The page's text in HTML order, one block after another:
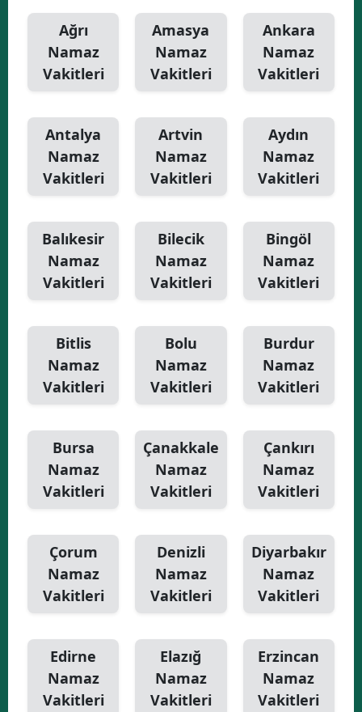
Ağrı
Namaz
Vakitleri
Amasya
Namaz
Vakitleri
Ankara
Namaz
Vakitleri
Antalya
Namaz
Vakitleri
Artvin
Namaz
Vakitleri
Aydın
Namaz
Vakitleri
Balıkesir
Namaz
Vakitleri
Bilecik
Namaz
Vakitleri
Bingöl
Namaz
Vakitleri
Bitlis
Namaz
Vakitleri
Bolu
Namaz
Vakitleri
Burdur
Namaz
Vakitleri
Bursa
Namaz
Vakitleri
Çanakkale
Namaz
Vakitleri
Çankırı
Namaz
Vakitleri
Çorum
Namaz
Vakitleri
Denizli
Namaz
Vakitleri
Diyarbakır
Namaz
Vakitleri
Edirne
Namaz
Vakitleri
Elazığ
Namaz
Vakitleri
Erzincan
Namaz
Vakitleri